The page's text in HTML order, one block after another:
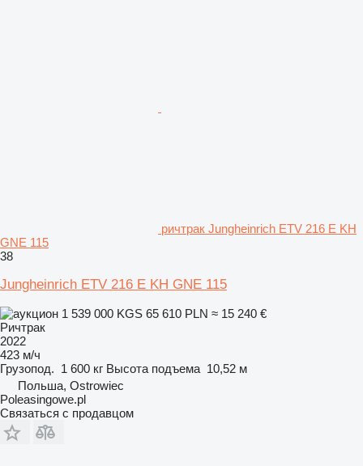
ричтрак Jungheinrich ETV 216 E KH
GNE 115
38
Jungheinrich ETV 216 E KH GNE 115
1 539 000 KGS 65 610 PLN ≈ 15 240 €
Ричтрак
2022
423 м/ч
Грузопод. 1 600 кг Высота подъема 10,52 м
Польша, Ostrowiec
Poleasingowe.pl
Связаться с продавцом